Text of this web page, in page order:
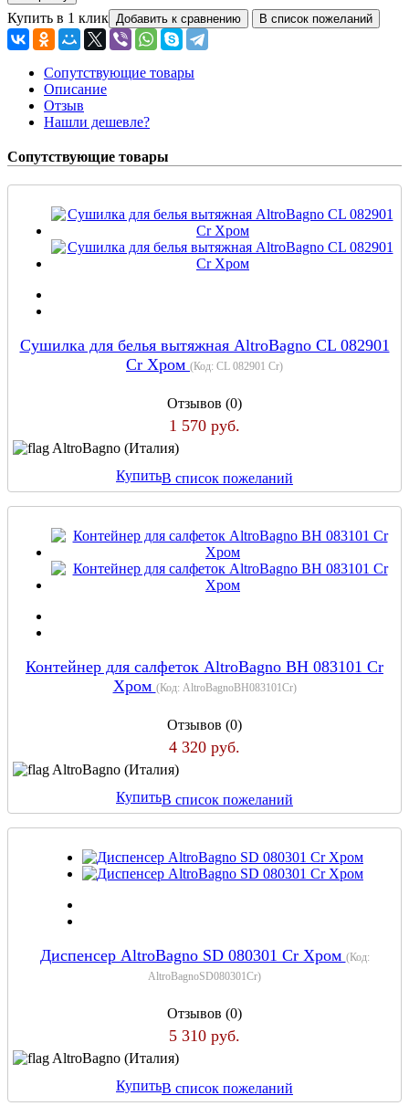
Купить в 1 клик
Сопутствующие товары
Описание
Отзыв
Нашли дешевле?
Сопутствующие товары
Сушилка для белья вытяжная AltroBagno CL 082901
Cr Хром (Код: CL 082901 Cr)
Отзывов (0)
1 570 руб.
AltroBagno (Италия)
КупитьВ список пожеланий
Контейнер для салфеток AltroBagno BH 083101 Cr
Хром (Код: AltroBagnoBH083101Cr)
Отзывов (0)
4 320 руб.
AltroBagno (Италия)
КупитьВ список пожеланий
Диспенсер AltroBagno SD 080301 Cr Хром (Код:
AltroBagnoSD080301Cr)
Отзывов (0)
5 310 руб.
AltroBagno (Италия)
КупитьВ список пожеланий